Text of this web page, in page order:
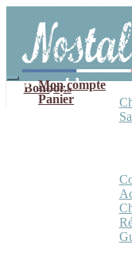
navigation
contenu
Mon compte
Panier
Bonbons